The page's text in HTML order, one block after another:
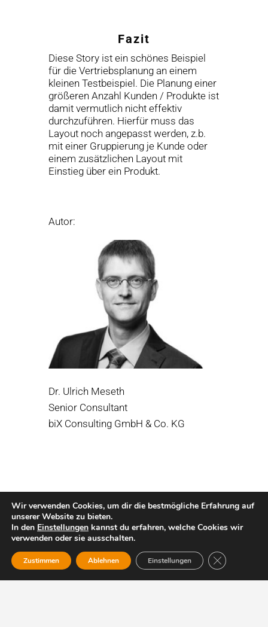
Fazit
Diese Story ist ein schönes Beispiel
für die Vertriebsplanung an einem
kleinen Testbeispiel. Die Planung einer
größeren Anzahl Kunden / Produkte ist
damit vermutlich nicht effektiv
durchzuführen. Hierfür muss das
Layout noch angepasst werden, z.b.
mit einer Gruppierung je Kunde oder
einem zusätzlichen Layout mit
Einstieg über ein Produkt.
Autor:
Dr. Ulrich Meseth
Senior Consultant
biX Consulting GmbH & Co. KG
Wir verwenden Cookies, um dir die bestmögliche Erfahrung auf
unserer Website zu bieten.
In den Einstellungen kannst du erfahren, welche Cookies wir
verwenden oder sie ausschalten.
Zustimmen Ablehnen Einstellungen GDPR